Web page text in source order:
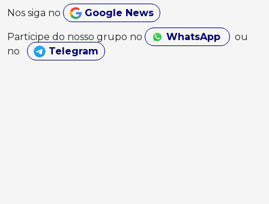
Nos siga no Google News
Participe do nosso grupo no WhatsApp
ou
no
Telegram